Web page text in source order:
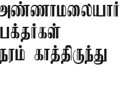
காத்திருந்து